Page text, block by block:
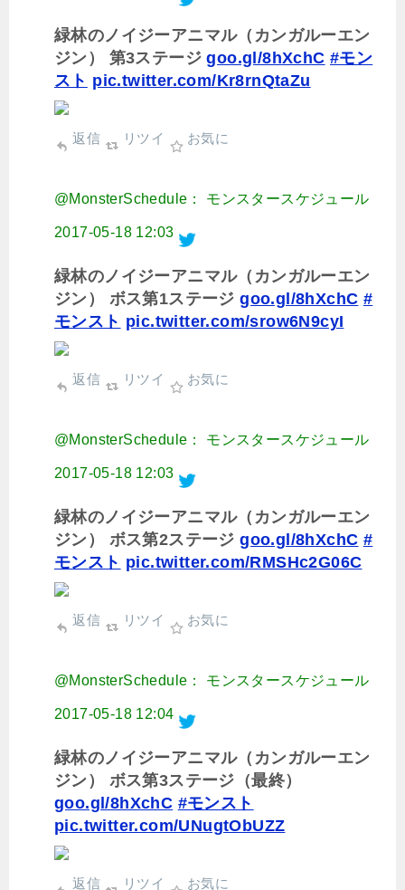
緑林のノイジーアニマル（カンガルーエン
ジン） 第3ステージgoo.gl/8hXchC #モン
スト pic.twitter.com/Kr8rnQtaZu
返信 リツイ お気に
@MonsterSchedule： モンスタースケジュール
2017-05-18 12:03
緑林のノイジーアニマル（カンガルーエン
ジン） ボス第1ステージgoo.gl/8hXchC #
モンスト pic.twitter.com/srow6N9cyI
返信 リツイ お気に
@MonsterSchedule： モンスタースケジュール
2017-05-18 12:03
緑林のノイジーアニマル（カンガルーエン
ジン） ボス第2ステージgoo.gl/8hXchC #
モンスト pic.twitter.com/RMSHc2G06C
返信 リツイ お気に
@MonsterSchedule： モンスタースケジュール
2017-05-18 12:04
緑林のノイジーアニマル（カンガルーエン
ジン） ボス第3ステージ（最終）
goo.gl/8hXchC #モンスト
pic.twitter.com/UNugtObUZZ
返信 リツイ お気に